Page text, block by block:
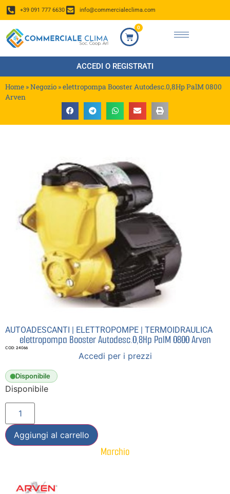
+39 091 777 6630 info@commercialeclima.com
0
ACCEDI O REGISTRATI
Home »Negozio »elettropompa Booster Autodesc.0,8Hp PalM 0800
Arven
AUTOADESCANTI ELETTROPOMPE TERMOIDRAULICA
elettropompa Booster Autodesc.0,8Hp PalM 0800 Arven
COD: 24066
Accedi per i prezzi
Disponibile
Disponibile
Aggiungi al carrello
Marchio